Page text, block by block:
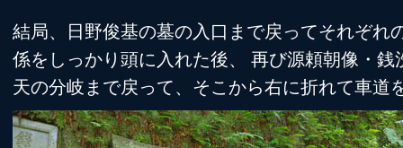
結局、日野俊基の墓の入口まで戻ってそれぞれ
係をしっかり頭に入れた後、 再び源頼朝像・銭
天の分岐まで戻って、そこから右に折れて車道